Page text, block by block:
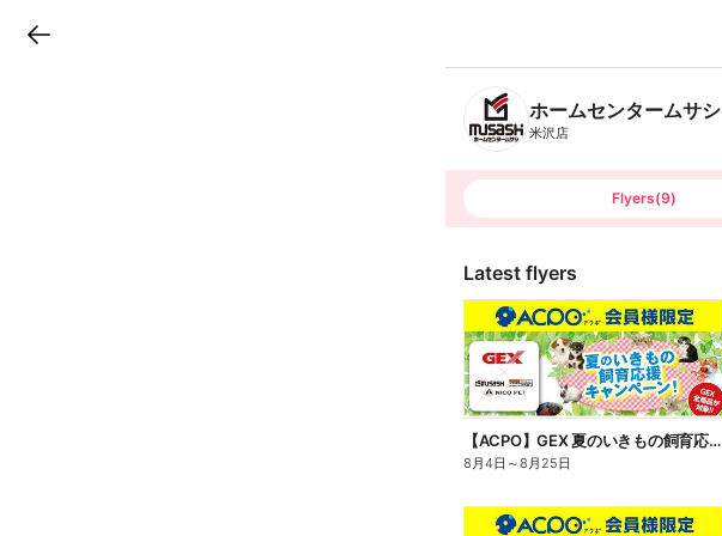
B
n
T
ホームセンタームサシ
米沢店
Flyers(9)
Latest flyers
【ACPO】GEX 夏のいきもの飼育応援キャンペーン!
8月4日 ～8月25日